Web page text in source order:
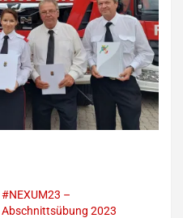
#NEXUM23 –
Abschnittsübung 2023